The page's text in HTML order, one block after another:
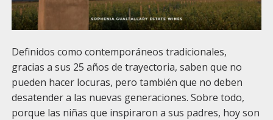
Definidos como contemporáneos tradicionales,
gracias a sus 25 años de trayectoria, saben que no
pueden hacer locuras, pero también que no deben
desatender a las nuevas generaciones. Sobre todo,
porque las niñas que inspiraron a sus padres, hoy son